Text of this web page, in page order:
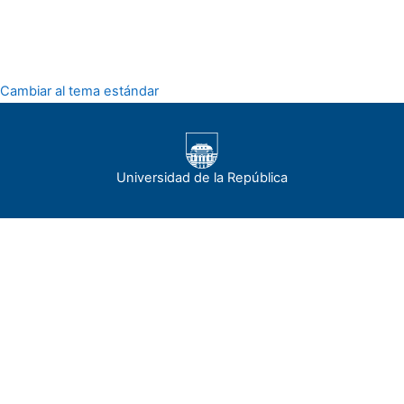
Cambiar al tema estándar
Universidad de la República